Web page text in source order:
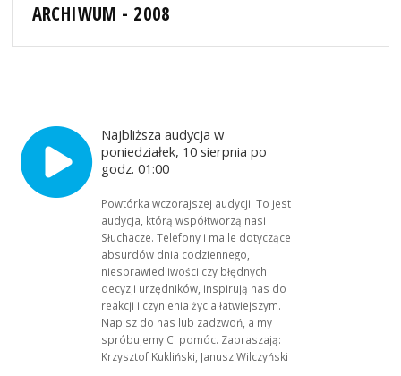
ARCHIWUM - 2008
Najbliższa audycja w
poniedziałek, 10 sierpnia po
godz. 01:00
Powtórka wczorajszej audycji. To jest
audycja, którą współtworzą nasi
Słuchacze. Telefony i maile dotyczące
absurdów dnia codziennego,
niesprawiedliwości czy błędnych
decyzji urzędników, inspirują nas do
reakcji i czynienia życia łatwiejszym.
Napisz do nas lub zadzwoń, a my
spróbujemy Ci pomóc. Zapraszają:
Krzysztof Kukliński, Janusz Wilczyński